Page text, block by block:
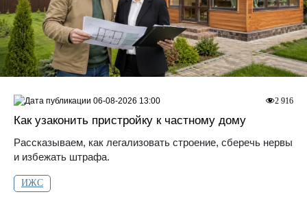
Как узаконить пристройку к частному дому
Рассказываем, как легализовать строение, сберечь нервы
и избежать штрафа.
ИЖС
2 916
06-08-2026 13:00